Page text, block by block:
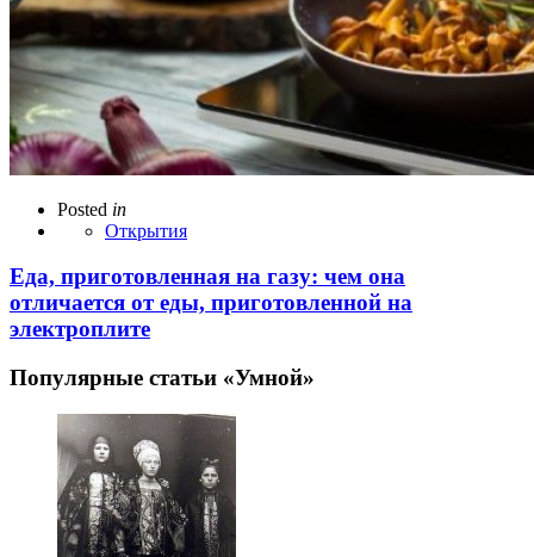
Posted in
Открытия
Еда, приготовленная на газу: чем она
отличается от еды, приготовленной на
электроплите
Популярные статьи «Умной»